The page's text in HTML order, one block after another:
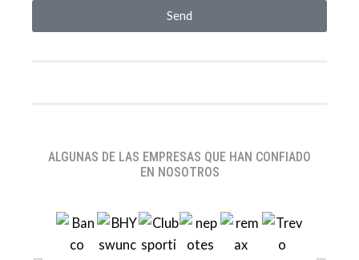
Send
ALGUNAS DE LAS EMPRESAS QUE HAN CONFIADO
EN NOSOTROS